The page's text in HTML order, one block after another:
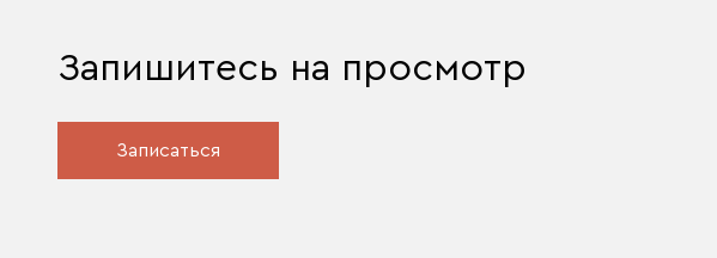
Запишитесь на просмотр
Записаться